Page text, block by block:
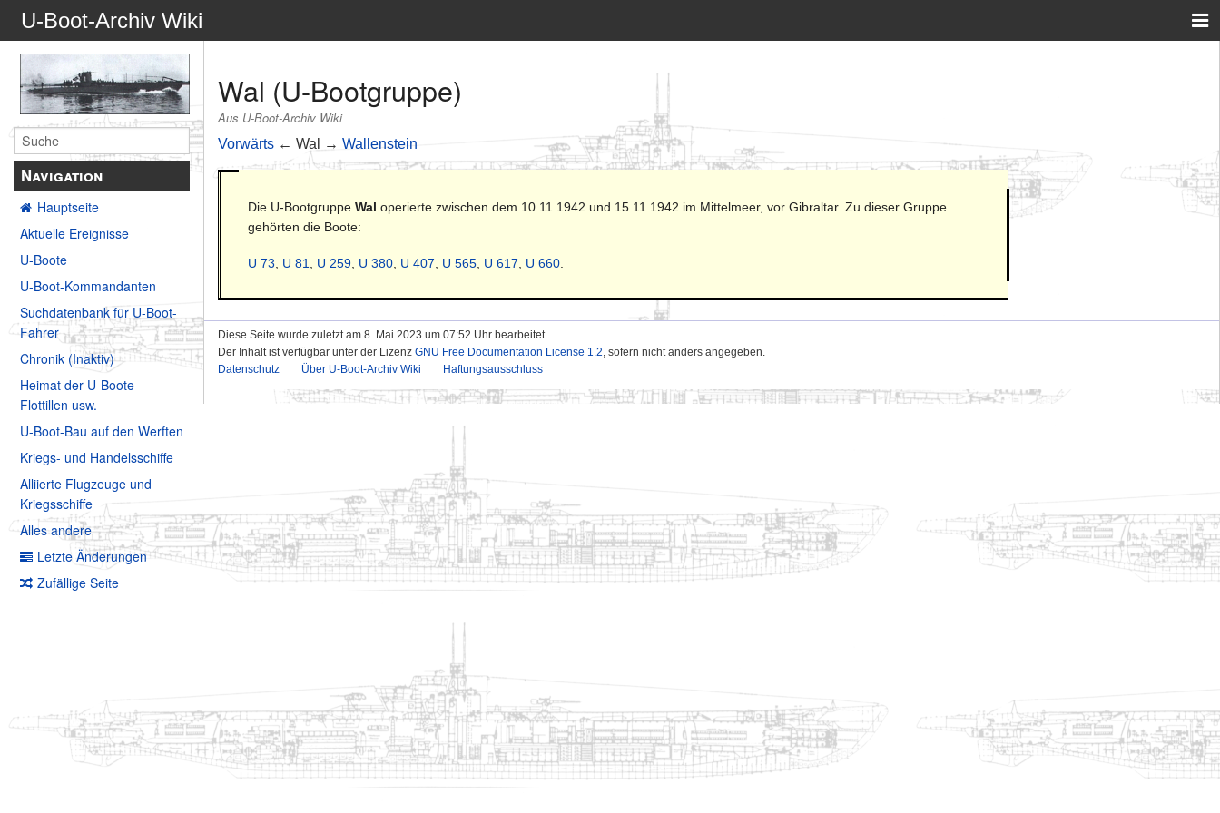
U-Boot-Archiv Wiki
Navigation
Hauptseite
Aktuelle Ereignisse
U-Boote
U-Boot-Kommandanten
Suchdatenbank für U-Boot-
Fahrer
Chronik (Inaktiv)
Heimat der U-Boote -
Flottillen usw.
U-Boot-Bau auf den Werften
Kriegs- und Handelsschiffe
Alliierte Flugzeuge und
Kriegsschiffe
Alles andere
Letzte Änderungen
Zufällige Seite
Wal (U-Bootgruppe)
Aus U-Boot-Archiv Wiki
Vorwärts ← Wal →Wallenstein
Die U-BootgruppeWal operierte zwischen dem 10.11.1942 und 15.11.1942 im Mittelmeer, vor Gibraltar. Zu dieser Gruppe
gehörten die Boote:
U 73 U 81 U 259 U 380 U 407 U 565 U 617 U 660
Diese Seite wurde zuletzt am 8. Mai 2023 um 07:52 Uhr bearbeitet.
Der Inhalt ist verfügbar unter der LizenzGNU Free Documentation License 1.2 , sofern nicht anders angegeben.
Datenschutz
Über U-Boot-Archiv Wiki Haftungsausschluss